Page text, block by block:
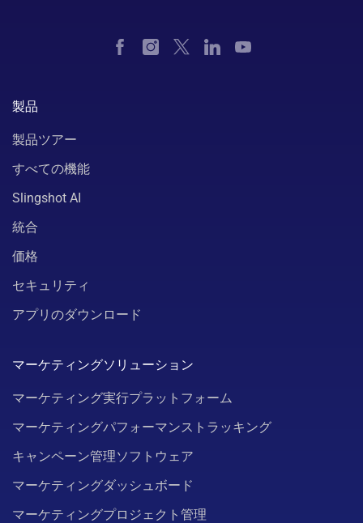
製品
製品ツアー
すべての機能
Slingshot AI
統合
価格
セキュリティ
アプリのダウンロード
マーケティングソリューション
マーケティング実行プラットフォーム
マーケティングパフォーマンストラッキング
キャンペーン管理ソフトウェア
マーケティングダッシュボード
マーケティングプロジェクト管理